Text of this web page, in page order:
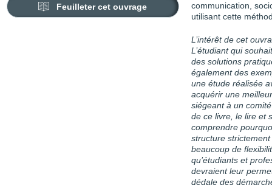
Feuilleter cet ouvrage
communication,
utilisant cette
L’intérêt de cet
L’étudiant qui
des solutions
également des
une étude réalisée
acquérir une
siégeant à un
de ce livre, le lire et
comprendre
structure
beaucoup de
qu’étudiants et
devraient leur
dédale des